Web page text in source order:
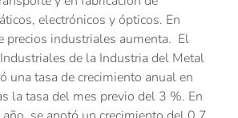
electrónicos y ópticos. En
precios industriales aumenta. El
de la Industria del Metal
una tasa de crecimiento anual en
la tasa del mes previo del 3 %. En